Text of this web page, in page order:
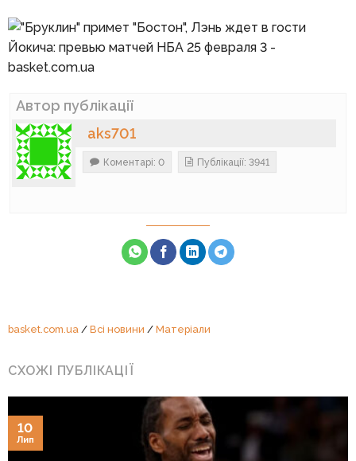
Автор публікації
aks701
Коментарі: 0 Публікації: 3941
basket.com.ua/ Всі новини / Матеріали
СХОЖІ ПУБЛІКАЦІЇ
10
Лип